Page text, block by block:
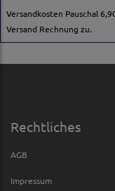
Versandkosten Pauschal
Versand Rechnung zu.
Rechtliches
AGB
Impressum